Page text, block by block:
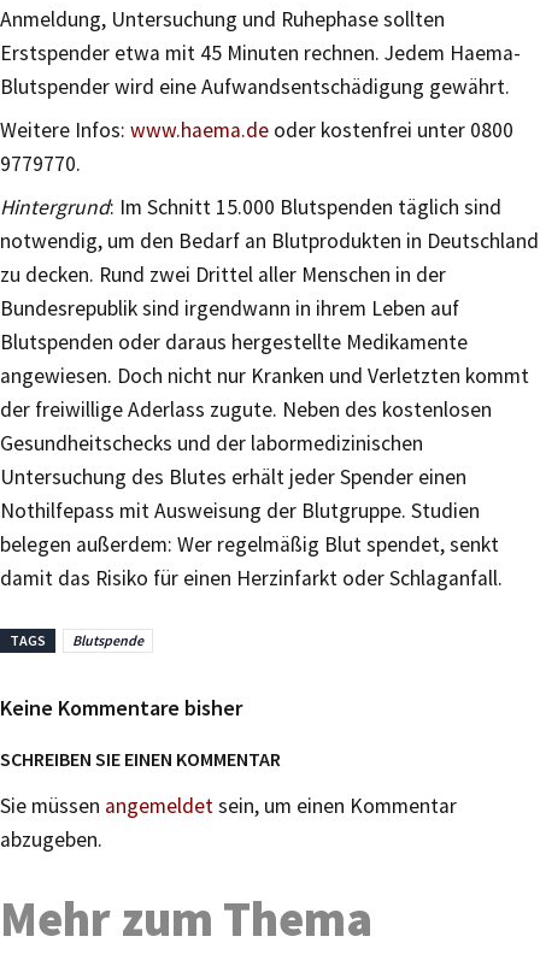
Anmeldung, Untersuchung und Ruhephase sollten
Erstspender etwa mit 45 Minuten rechnen. Jedem Haema-
Blutspender wird eine Aufwandsentschädigung gewährt.
Weitere Infos: www.haema.de oder kostenfrei unter 0800
9779770.
Hintergrund: Im Schnitt 15.000 Blutspenden täglich sind
notwendig, um den Bedarf an Blutprodukten in Deutschland
zu decken. Rund zwei Drittel aller Menschen in der
Bundesrepublik sind irgendwann in ihrem Leben auf
Blutspenden oder daraus hergestellte Medikamente
angewiesen. Doch nicht nur Kranken und Verletzten kommt
der freiwillige Aderlass zugute. Neben des kostenlosen
Gesundheitschecks und der labormedizinischen
Untersuchung des Blutes erhält jeder Spender einen
Nothilfepass mit Ausweisung der Blutgruppe. Studien
belegen außerdem: Wer regelmäßig Blut spendet, senkt
damit das Risiko für einen Herzinfarkt oder Schlaganfall.
TAGS Blutspende
Keine Kommentare bisher
SCHREIBEN SIE EINEN KOMMENTAR
Sie müssen angemeldetsein, um einen Kommentar
abzugeben.
Mehr zum Thema